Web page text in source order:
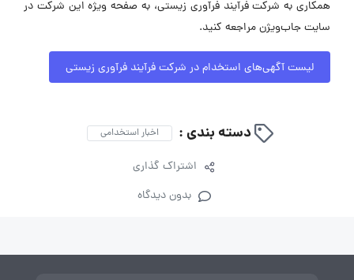
همکاری به شرکت فرآیند فرآوری زیستی، به صفحه ویژه این شرکت در
سایت جاب‌ویژن مراجعه کنید.
لیست آگهی‌های استخدام در شرکت فرآیند فرآوری زیستی
دسته بندی : اخبار استخدامی
اشتراک گذاری
بدون دیدگاه